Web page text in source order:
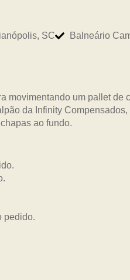
SC Balneário
pedido.